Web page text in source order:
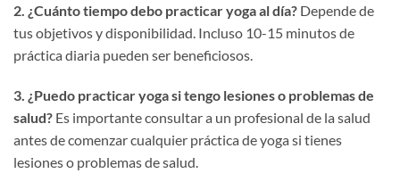
2. ¿Cuánto tiempo debo practicar yoga al día? Depende de
tus objetivos y disponibilidad. Incluso 10-15 minutos de
práctica diaria pueden ser beneficiosos.
3. ¿Puedo practicar yoga si tengo lesiones o problemas de
salud? Es importante consultar a un profesional de la salud
antes de comenzar cualquier práctica de yoga si tienes
lesiones o problemas de salud.